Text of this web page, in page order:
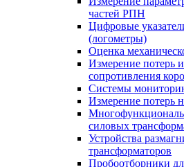
частей РПН
Цифровые
(логометры)
Оценка
Измерение потерь
сопротивления
Системы
Измерение потерь
силовых
Устройства
трансформаторов
Пробоотборники